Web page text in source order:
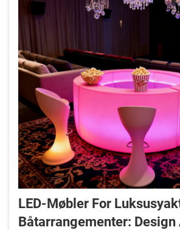
LED-Møbler For
Båtarrangementer: Design